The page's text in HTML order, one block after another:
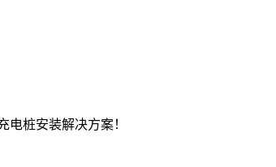
电桩安装解决方案！